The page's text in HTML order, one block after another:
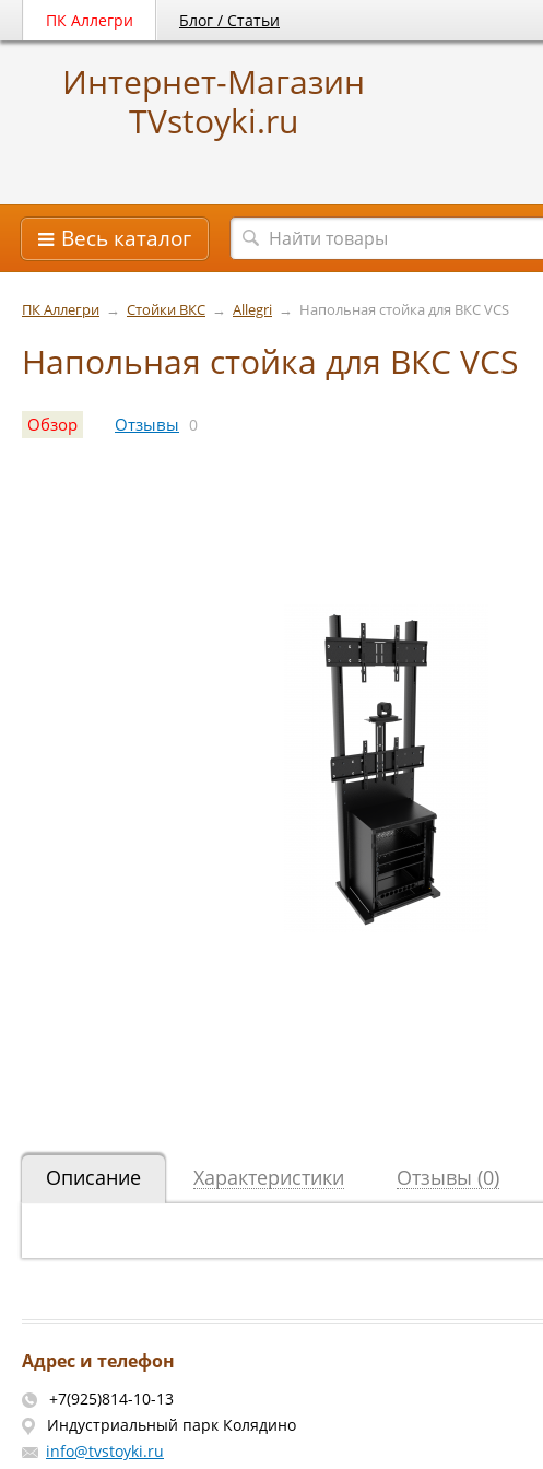
ПК Аллегри Блог / Статьи
Интернет-Магазин
TVstoyki.ru
Весь каталог
ПК Аллегри → Стойки ВКС → Allegri → Напольная стойка для ВКС VCS
Напольная стойка для ВКС VCS
Обзор Отзывы 0
Описание Характеристики Отзывы (0)
Адрес и телефон
+7(925)814-10-13
Индустриальный парк Колядино
info@tvstoyki.ru